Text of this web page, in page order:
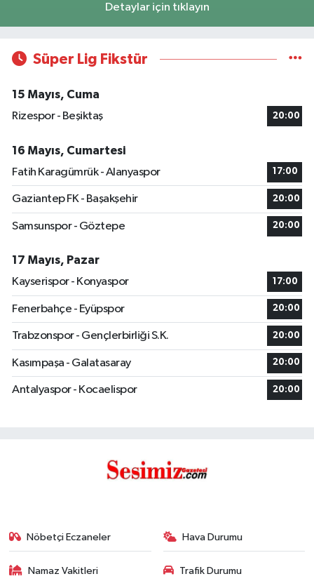
Detaylar için tıklayın
Süper Lig Fikstür
15 Mayıs, Cuma
Rizespor - Beşiktaş
20:00
16 Mayıs, Cumartesi
Fatih Karagümrük - Alanyaspor
17:00
Gaziantep FK - Başakşehir 20:00
Samsunspor - Göztepe 20:00
17 Mayıs, Pazar
Kayserispor - Konyaspor
17:00
Fenerbahçe - Eyüpspor 20:00
Trabzonspor - Gençlerbirliği S.K. 20:00
Kasımpaşa - Galatasaray 20:00
Antalyaspor - Kocaelispor 20:00
Nöbetçi Eczaneler Hava Durumu
Namaz Vakitleri Trafik Durumu